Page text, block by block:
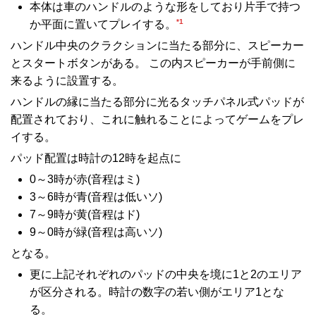
本体は車のハンドルのような形をしており片手で持つ
か平面に置いてプレイする。
*1
ハンドル中央のクラクションに当たる部分に、スピーカー
とスタートボタンがある。 この内スピーカーが手前側に
来るように設置する。
ハンドルの縁に当たる部分に光るタッチパネル式パッドが
配置されており、これに触れることによってゲームをプレ
イする。
パッド配置は時計の12時を起点に
0～3時が赤(音程はミ)
3～6時が青(音程は低いソ)
7～9時が黄(音程はド)
9～0時が緑(音程は高いソ)
となる。
更に上記それぞれのパッドの中央を境に1と2のエリア
が区分される。時計の数字の若い側がエリア1とな
る。